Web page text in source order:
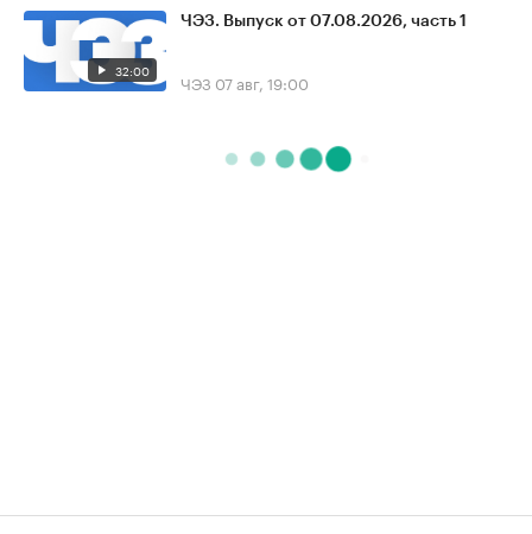
32:00
ЧЭЗ. Выпуск от 07.08.2026, часть 1
ЧЭЗ 07 авг, 19:00